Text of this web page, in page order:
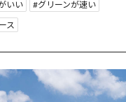
いい
グリーンが速い
ス